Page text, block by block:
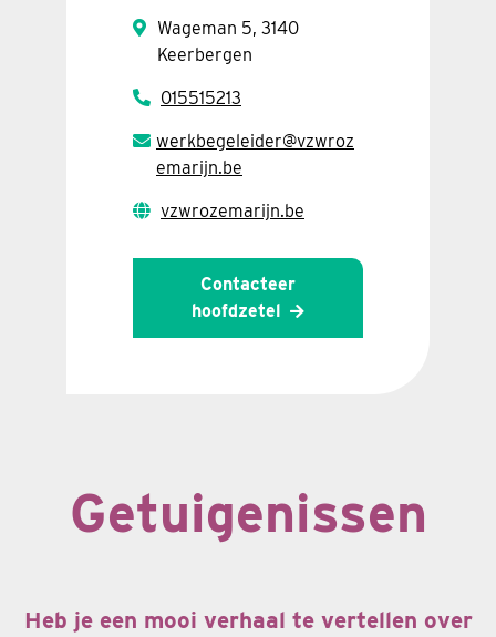
Wageman 5, 3140
Keerbergen
015515213
werkbegeleider@vzwroz
emarijn.be
vzwrozemarijn.be
Contacteer
hoofdzetel
Getuigenissen
Heb je een mooi verhaal te vertellen over